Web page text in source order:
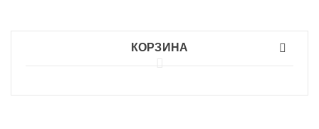
КОРЗИНА